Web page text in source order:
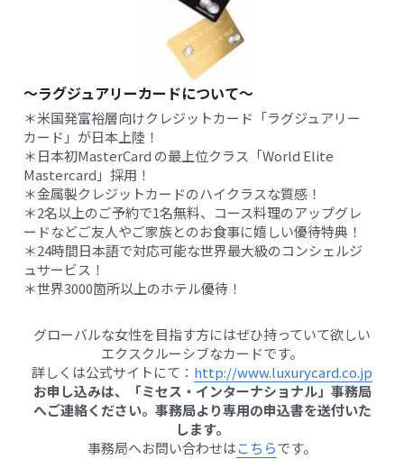
〜ラグジュアリーカードについて〜
＊米国発富裕層向けクレジットカード「ラグジュアリー
カード」が日本上陸！
＊日本初MasterCard の最上位クラス「World Elite
Mastercard」採用！
＊金属製クレジットカードのハイクラスな質感！
＊2名以上のご予約で1名無料、コース料理のアップグレ
ードなどご友人やご家族とのお食事に嬉しい優待特典！
＊24時間日本語で対応可能な世界最大級のコンシェルジ
ュサービス！
＊世界3000箇所以上のホテル優待！
グローバルな女性を目指す方にはぜひ持っていて欲しい
エクスクルーシブなカードです。
詳しくは公式サイトにて： http://www.luxurycard.co.jp
お申し込みは、「ミセス・インターナショナル」事務局
へご連絡ください。事務局より専用の申込書を送付いた
します。
事務局へお問い合わせはこちらです。